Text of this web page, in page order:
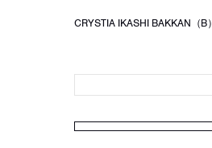
CRYSTIA IKASHI BAKKAN（B）